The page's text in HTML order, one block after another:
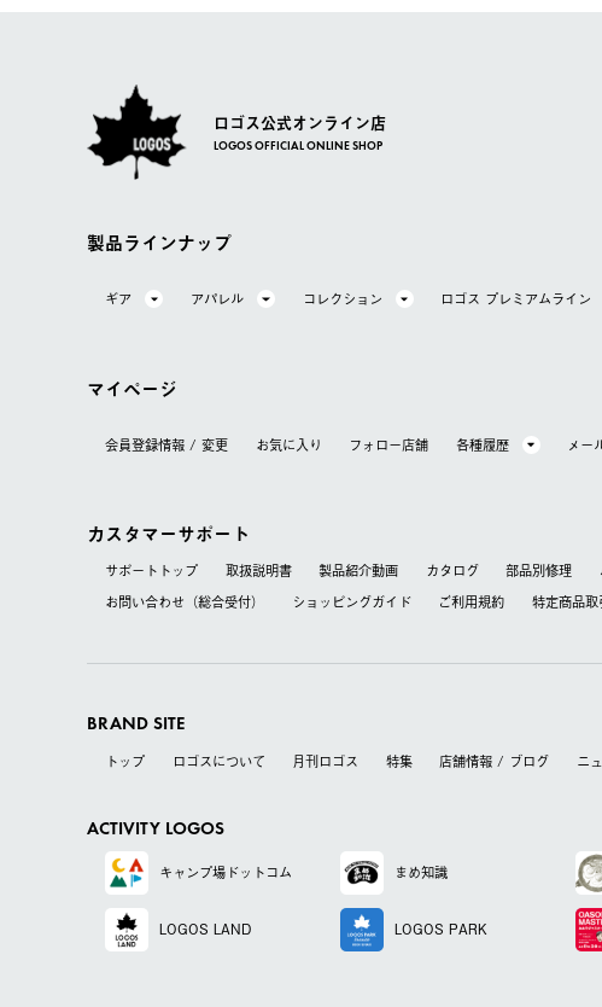
ロゴス公式オンライン店
LOGOS OFFICIAL ONLINE SHOP
製品ラインナップ
ギア アパレル コレクション ロゴス プレミアムライン
マイページ
会員登録情報 / 変更 お気に⼊り フォロー店舗 各種履歴 メー
カスタマーサポート
サポートトップ 取扱説明書 製品紹介動画 カタログ 部品別修理
お問い合わせ（総合受付）
ショッピングガイド ご利用規約 特定商品
BRAND SITE
トップ ロゴスについて 月刊ロゴス 特集 店舗情報 / ブログ ニ
ACTIVITY LOGOS
キャンプ場ドットコム まめ知識
LOGOS LAND LOGOS PARK